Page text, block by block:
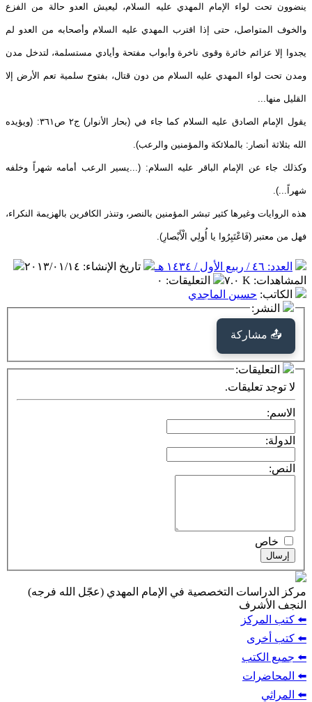
ينضوون تحت لواء الإمام المهدي عليه السلام، ليعيش العدو حالة من الفزع
والخوف المتواصل، حتى إذا اقترب المهدي عليه السلام وأصحابه من العدو لم
يجدوا إلا عزائم خائرة وقوى ناخرة وأبواب مفتحة وأيادي مستسلمة، لتدخل مدن
ومدن تحت لواء المهدي عليه السلام من دون قتال، بفتوح سلمية تعم الأرض إلا
القليل منها...
يقول الإمام الصادق عليه السلام كما جاء في (بحار الأنوار) ج٢ ص٣٦١: (ويؤيده
الله بثلاثة أنصار: بالملائكة والمؤمنين والرعب).
وكذلك جاء عن الإمام الباقر عليه السلام: (...يسير الرعب أمامه شهراً وخلفه
شهراً...).
هذه الروايات وغيرها كثير تبشر المؤمنين بالنصر، وتنذر الكافرين بالهزيمة النكراء،
فهل من معتبر (فَاعْتَبِرُوا يا أُولِي الْأَبْصارِ).
العدد: ٤٦ / ربيع الأول / ١٤٣٤ هـ تاريخ الإنشاء: ٢٠١٣/٠١/١٤
المشاهدات: ٧.٠ K التعليقات: ٠
الكاتب: حسين الماجدي
النشر:
📤 مشاركة
التعليقات:
لا توجد تعليقات.
الاسم:
الدولة:
النص:
خاص
إرسال
مركز الدراسات التخصصية في الإمام المهدي (عجّل الله فرجه)
النجف الأشرف
⬅️ كتب المركز
⬅️ كتب أخرى
⬅️ جميع الكتب
⬅️ المحاضرات
⬅️ المراثي